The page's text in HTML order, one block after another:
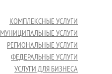
КОМПЛЕКСНЫЕ УСЛУГИ
МУНИЦИПАЛЬНЫЕ УСЛУГИ
РЕГИОНАЛЬНЫЕ УСЛУГИ
ФЕДЕРАЛЬНЫЕ УСЛУГИ
УСЛУГИ ДЛЯ БИЗНЕСА